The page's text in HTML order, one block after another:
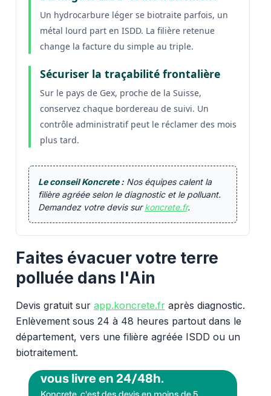
Un hydrocarbure léger se biotraite parfois, un
métal lourd part en ISDD. La filière retenue
change la facture du simple au triple.
Sécuriser la traçabilité frontalière
Sur le pays de Gex, proche de la Suisse,
conservez chaque bordereau de suivi. Un
contrôle administratif peut le réclamer des mois
plus tard.
Le conseil Koncrete :Nos équipes calent la
filière agréée selon le diagnostic et le polluant.
Demandez votre devis surkoncrete.fr.
Faites évacuer votre terre
polluée dans l'Ain
Devis gratuit sur app.koncrete.fraprès diagnostic.
Enlèvement sous 24 à 48 heures partout dans le
département, vers une filière agréée ISDD ou un
biotraitement.
vous livre en 24/48h.
Koncrete, c'est des devis en moins de 5